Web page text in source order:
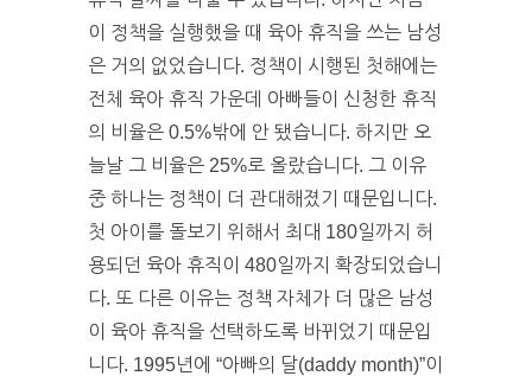
이 정책을 실행했을 때 육아 휴직을 쓰는 남성
은 거의 없었습니다. 정책이 시행된 첫해에는
전체 육아 휴직 가운데 아빠들이 신청한 휴직
의 비율은 0.5%밖에 안 됐습니다. 하지만 오
늘날 그 비율은 25%로 올랐습니다. 그 이유
중 하나는 정책이 더 관대해졌기 때문입니다.
첫 아이를 돌보기 위해서 최대 180일까지 허
용되던 육아 휴직이 480일까지 확장되었습니
다. 또 다른 이유는 정책 자체가 더 많은 남성
이 육아 휴직을 선택하도록 바뀌었기 때문입
니다. 1995년에 “아빠의 달(daddy month)”이